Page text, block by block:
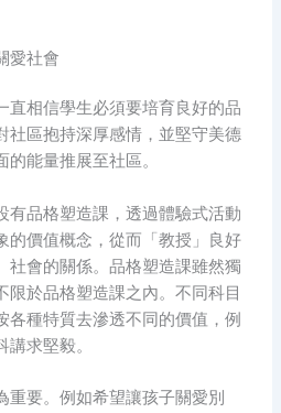
愛社會
直相信學生必須要培育良好的品
社區抱持深厚感情，並堅守美德
能量推展至社區。
有品格塑造課，透過體驗式活動
的價值概念，從而「教授」良好
社會的關係。品格塑造課雖然獨
限於品格塑造課之內。不同科目
各種特質去滲透不同的價值，例
求堅毅。
重要。例如希望讓孩子關愛別